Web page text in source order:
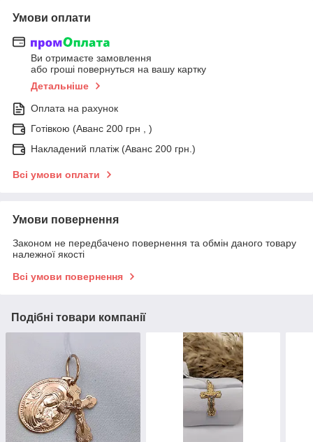
Умови оплати
Ви отримаєте замовлення
або гроші повернуться на вашу картку
Детальніше
Оплата на рахунок
Готівкою (Аванс 200 грн , )
Накладений платіж (Аванс 200 грн.)
Всі умови оплати
Умови повернення
Законом не передбачено повернення та обмін даного товару
належної якості
Всі умови повернення
Подібні товари компанії